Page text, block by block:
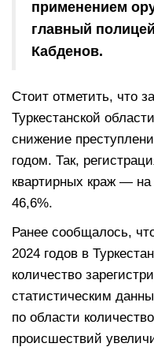
применением
главный
Кабденов.
Стоит отметить, что
Туркестанской
снижение
годом. Так,
квартирных краж —
46,6%.
Ранее сообщалось,
2024 годов в
количество
статистическим
по области
происшествий